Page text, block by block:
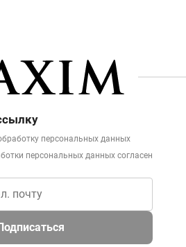
персональных данных
персональных данных согласен